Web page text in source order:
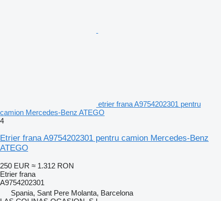
etrier frana A9754202301 pentru
camion Mercedes-Benz ATEGO
4
Etrier frana A9754202301 pentru camion Mercedes-Benz
ATEGO
250 EUR ≈ 1.312 RON
Etrier frana
A9754202301
Spania, Sant Pere Molanta, Barcelona